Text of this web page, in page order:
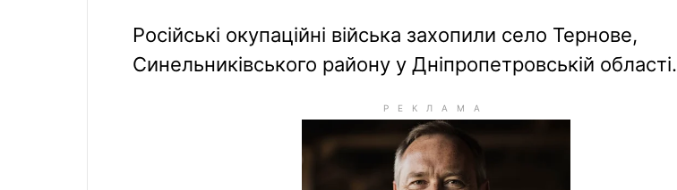
Російські окупаційні війська захопили село Тернове,
Синельниківського району у Дніпропетровській області.